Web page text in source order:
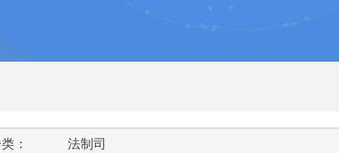
：
法制司